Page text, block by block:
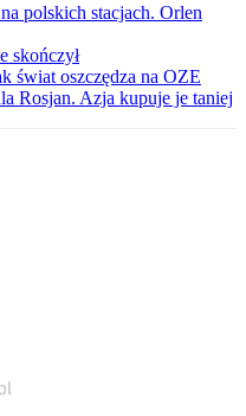
polskich stacjach. Orlen
skończył
świat oszczędza na OZE
Rosjan. Azja kupuje je taniej